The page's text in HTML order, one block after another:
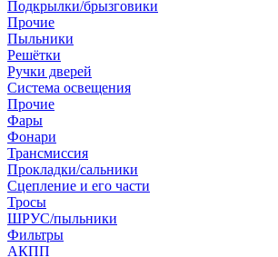
Подкрылки/брызговики
Прочие
Пыльники
Решётки
Ручки дверей
Система освещения
Прочие
Фары
Фонари
Трансмиссия
Прокладки/сальники
Сцепление и его части
Тросы
ШРУС/пыльники
Фильтры
АКПП